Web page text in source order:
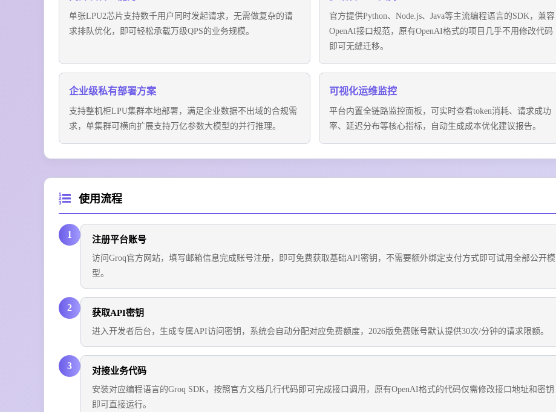
单张LPU2芯片支持数千用户同时发起请求，无需做复杂的请
求排队优化，即可轻松承载万级QPS的业务规模。
官方提供Python、Node.js、Java等主流编程语言的SDK，兼容
OpenAI接口规范，原有OpenAI格式的项目几乎不用修改代码
即可无缝迁移。
企业级私有部署方案
支持整机柜LPU集群本地部署，满足企业数据不出域的合规需
求，单集群可横向扩展支持万亿参数大模型的并行推理。
可视化运维监控
平台内置全链路监控面板，可实时查看token消耗、请求成功
率、延迟分布等核心指标，自动生成成本优化建议报告。
使用流程
1 注册平台账号
访问Groq官方网站，填写邮箱信息完成账号注册，即可免费获取基础API密钥，不需要额外绑定支付方式即可试用全部公开模
型。
2 获取API密钥
进入开发者后台，生成专属API访问密钥，系统会自动分配对应免费额度，2026版免费账号默认提供30次/分钟的请求限额。
3 对接业务代码
安装对应编程语言的Groq SDK，按照官方文档几行代码即可完成接口调用，原有OpenAI格式的代码仅需修改接口地址和密钥
即可直接运行。